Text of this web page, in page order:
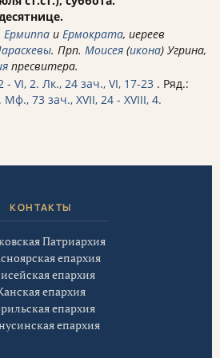
Ермиппа и Ермократа, иереев
. Прп. Моисея (икона) Угрина,
пресвитера.
- VI, 2. Лк., 24 зач., VI, 17-23 . Ряд.:
Мф., 73 зач., XVII, 24 - XVIII, 4.
КОНТАКТЫ
Патриархия
епархия
епархия
епархия
епархия
епархия